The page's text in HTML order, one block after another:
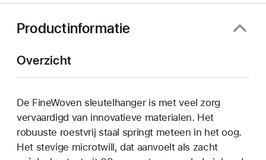
Productinformatie
Overzicht
De FineWoven sleutelhanger is met veel zorg
vervaardigd van innovatieve materialen. Het
robuuste roestvrij staal springt meteen in het oog.
Het stevige microtwill, dat aanvoelt als zacht